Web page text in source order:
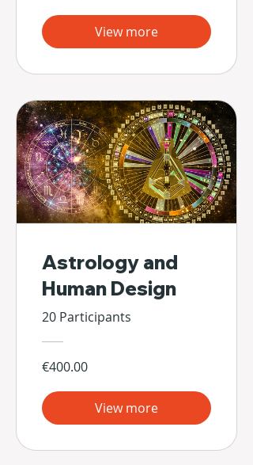
View more
Astrology and
Human Design
20 Participants
€400.00
View more